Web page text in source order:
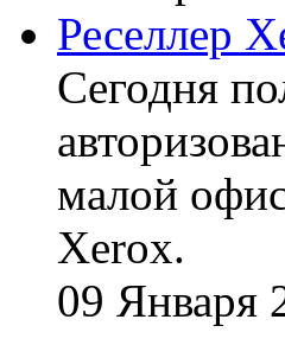
Реселлер
Сегодня
малой
Xerox.
09 Января